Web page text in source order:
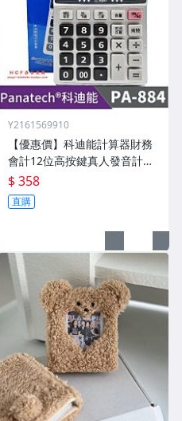
Y2161569910
【優惠價】科迪能計算器財務
會計12位高按鍵真人發音計算
機財務會計用PA-884
$ 358
直購